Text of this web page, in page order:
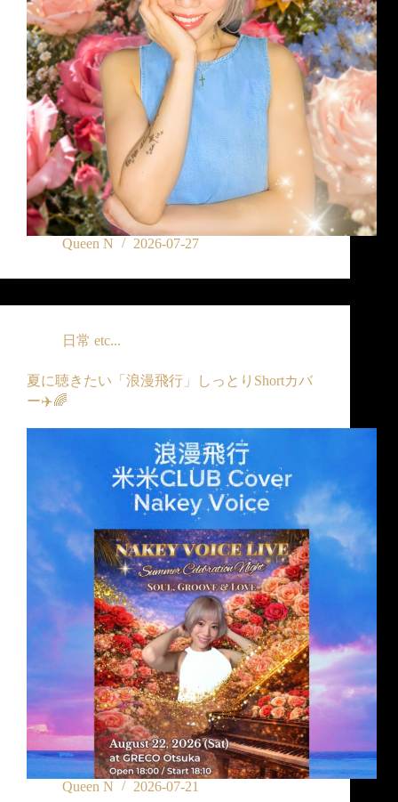
Queen N 2026-07-27
日常 etc...
夏に聴きたい「浪漫飛行」しっとりShortカバ
ー✈️🌈
Queen N 2026-07-21